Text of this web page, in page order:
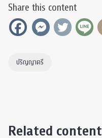
Share this content
ปริญญาตรี
Related content